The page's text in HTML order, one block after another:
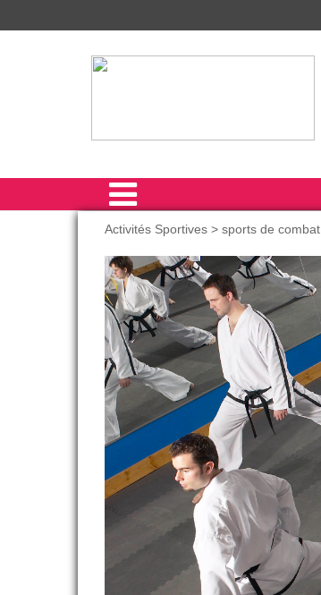
ACCUEIL
ACTIVITÉS SPORTIVES
FORMATIONS
THÈME
COMPÉTITIONS
OFFRES D'EMPLOI
ADHÉRER
CLUBS ET COMITÉS
REVUE DE PRESSE
Activités Sportives > sports de combat